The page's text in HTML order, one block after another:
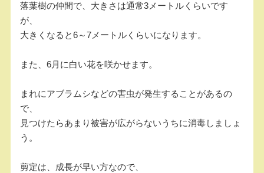
落葉樹の仲間で、大きさは通常3メートルくらいです
が、
大きくなると6～7メートルくらいになります。
また、6月に白い花を咲かせます。
まれにアブラムシなどの害虫が発生することがあるの
で、
見つけたらあまり被害が広がらないうちに消毒しましょ
う。
剪定は、成長が早い方なので、